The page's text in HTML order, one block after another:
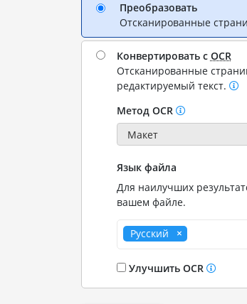
Преобразовать
Отсканированные
Конвертировать с OCR
Отсканированные
редактируемый текст.
Метод OCR
Язык файла
Для наилучших
вашем файле.
Русский
Улучшить OCR